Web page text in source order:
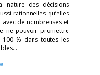
nature des décisions
rationnelles qu’elles
de nombreuses et
ne pouvoir promettre
% dans toutes les